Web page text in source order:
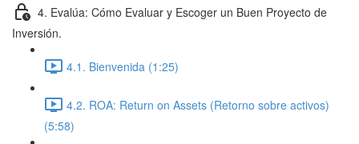
4. Evalúa: Cómo Evaluar y Escoger un Buen Proyecto de
Inversión.
4.1. Bienvenida (1:25)
4.2. ROA: Return on Assets (Retorno sobre activos)
(5:58)